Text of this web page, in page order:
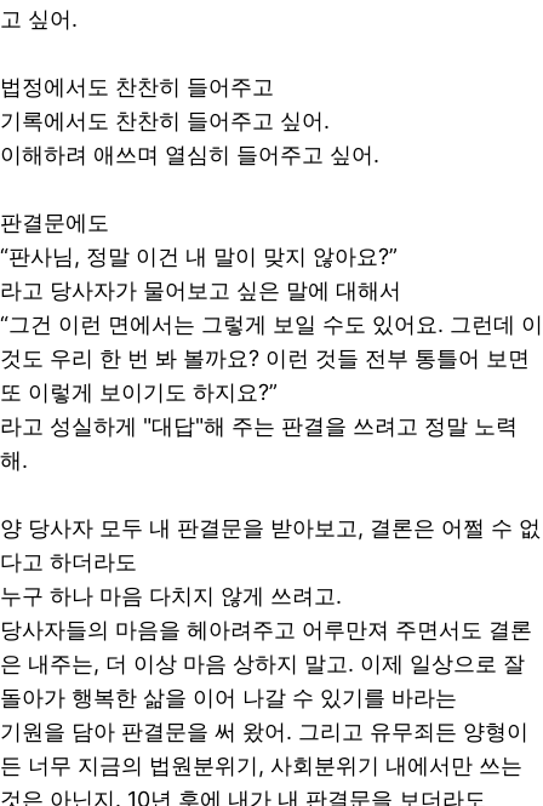
고 싶어.
법정에서도 찬찬히 들어주고
기록에서도 찬찬히 들어주고 싶어.
이해하려 애쓰며 열심히 들어주고 싶어.
판결문에도
“판사님, 정말 이건 내 말이 맞지 않아요?”
라고 당사자가 물어보고 싶은 말에 대해서
“그건 이런 면에서는 그렇게 보일 수도 있어요. 그런데 이
것도 우리 한 번 봐 볼까요? 이런 것들 전부 통틀어 보면
또 이렇게 보이기도 하지요?”
라고 성실하게 "대답"해 주는 판결을 쓰려고 정말 노력
해.
양 당사자 모두 내 판결문을 받아보고, 결론은 어쩔 수 없
다고 하더라도
누구 하나 마음 다치지 않게 쓰려고.​
당사자들의 마음을 헤아려주고 어루만져 주면서도 결론
은 내주는, 더 이상 마음 상하지 말고. 이제 일상으로 잘
돌아가 행복한 삶을 이어 나갈 수 있기를 바라는
기원을 담아 판결문을 써 왔어. 그리고 유무죄든 양형이
든 너무 지금의 법원분위기, 사회분위기 내에서만 쓰는
것은 아닌지. 10년 후에 내가 내 판결문을 보더라도